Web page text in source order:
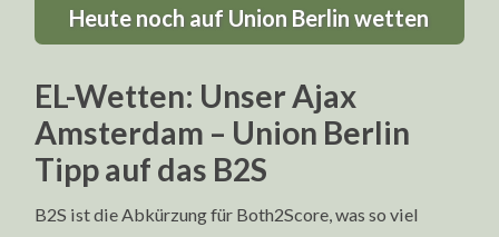
Heute noch auf Union Berlin wetten
EL-Wetten: Unser Ajax
Amsterdam – Union Berlin
Tipp auf das B2S
B2S ist die Abkürzung für Both2Score, was so viel